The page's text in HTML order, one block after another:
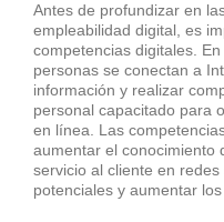
Antes de profundizar en
empleabilidad digital, es
competencias digitales.
personas se conectan a
información y realizar
personal capacitado para
en línea. Las
aumentar el conocimiento
servicio al cliente en
potenciales y aumentar los